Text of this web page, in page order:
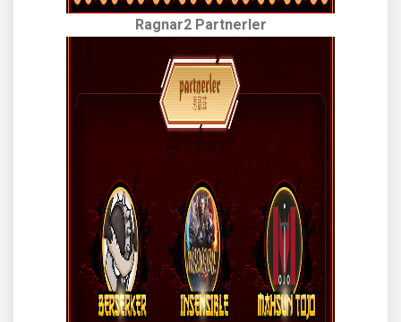
Ragnar2 Partnerler